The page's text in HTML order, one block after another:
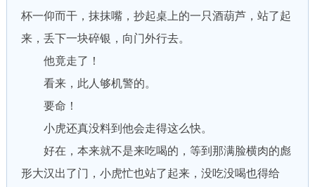
杯一仰而干，抹抹嘴，抄起桌上的一只酒葫芦，站了起
来，丢下一块碎银，向门外行去。
他竟走了！
看来，此人够机警的。
要命！
小虎还真没料到他会走得这么快。
好在，本来就不是来吃喝的，等到那满脸横肉的彪
形大汉出了门，小虎忙也站了起来，没吃没喝也得给